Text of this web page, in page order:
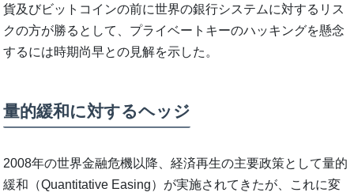
貨及びビットコインの前に世界の銀行システムに対するリス
クの方が勝るとして、プライベートキーのハッキングを懸念
するには時期尚早との見解を示した。
量的緩和に対するヘッジ
2008年の世界金融危機以降、経済再生の主要政策として量的
緩和（Quantitative Easing）が実施されてきたが、これに変